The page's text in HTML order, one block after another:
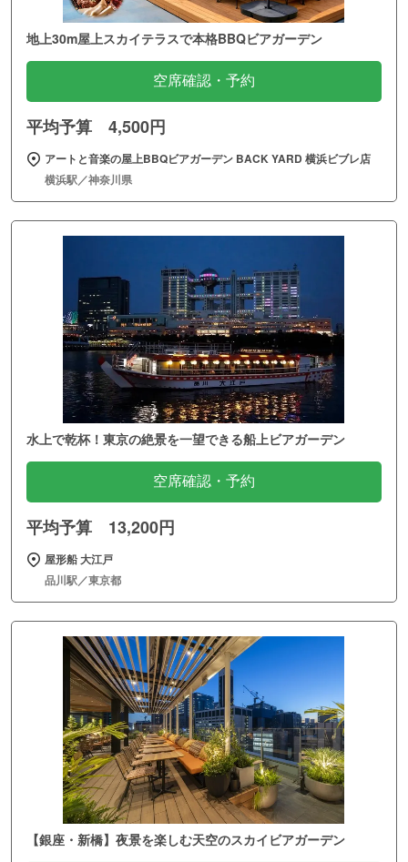
地上30m屋上スカイテラスで本格BBQビアガーデン
空席確認・予約
平均予算 4,500円
アートと音楽の屋上BBQビアガーデン BACK YARD 横浜ビブレ店
横浜駅／神奈川県
水上で乾杯！東京の絶景を一望できる船上ビアガーデン
空席確認・予約
平均予算 13,200円
屋形船 大江戸
品川駅／東京都
【銀座・新橋】夜景を楽しむ天空のスカイビアガーデン